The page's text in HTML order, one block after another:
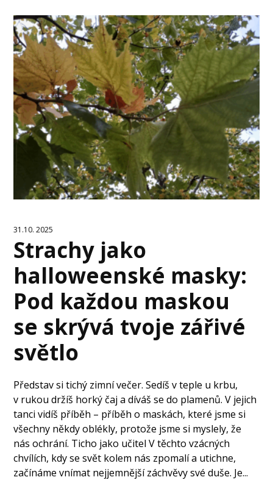
31.10. 2025
Strachy jako
halloweenské masky:
Pod každou maskou
se skrývá tvoje zářivé
světlo
Představ si tichý zimní večer. Sedíš v teple u krbu,
v rukou držíš horký čaj a díváš se do plamenů. V jejich
tanci vidíš příběh – příběh o maskách, které jsme si
všechny někdy oblékly, protože jsme si myslely, že
nás ochrání. Ticho jako učitel V těchto vzácných
chvílích, kdy se svět kolem nás zpomalí a utichne,
začínáme vnímat nejjemnější záchvěvy své duše. Je...